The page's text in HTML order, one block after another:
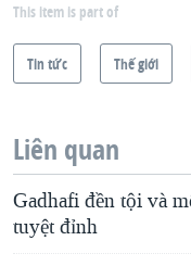
This item is part of
Tin tức Thế giới
Liên quan
Gadhafi đền tội và
tuyệt đỉnh